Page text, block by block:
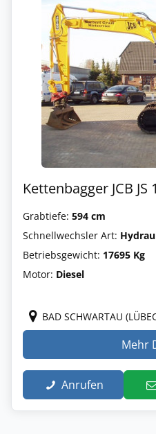
Kettenbagger JCB JS
Grabtiefe: 594 cm
Schnellwechsler Art:
Betriebsgewicht: 17695 Kg
Motor: Diesel
BAD SCHWARTAU
Mehr
Anrufen